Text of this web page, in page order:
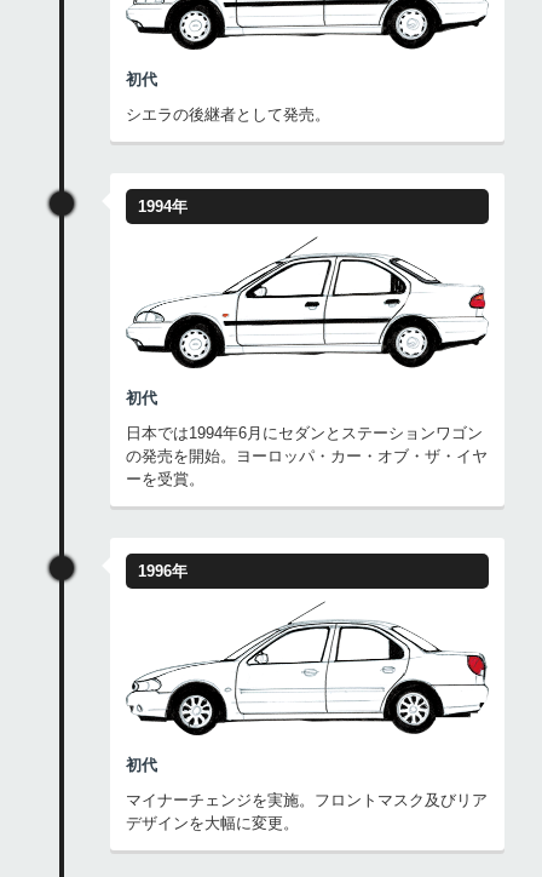
初代
シエラの後継者として発売。
1994年
初代
日本では1994年6月にセダンとステーションワゴン
の発売を開始。ヨーロッパ・カー・オブ・ザ・イヤ
ーを受賞。
1996年
初代
マイナーチェンジを実施。フロントマスク及びリア
デザインを大幅に変更。